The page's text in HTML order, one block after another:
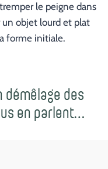
le peigne dans
un objet lourd et plat
forme initiale.
démêlage des
en parlent…